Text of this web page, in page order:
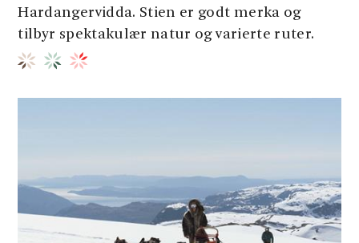
Hardangervidda. Stien er godt merka og
tilbyr spektakulær natur og varierte ruter.